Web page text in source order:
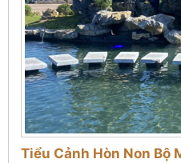
Tiểu Cảnh Hòn Non Bộ